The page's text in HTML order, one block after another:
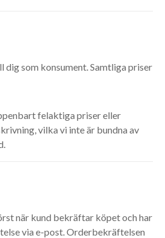
dig som konsument. Samtliga priser
felaktiga priser eller
vilka vi inte är bundna av
när kund bekräftar köpet och har
via e-post. Orderbekräftelsen